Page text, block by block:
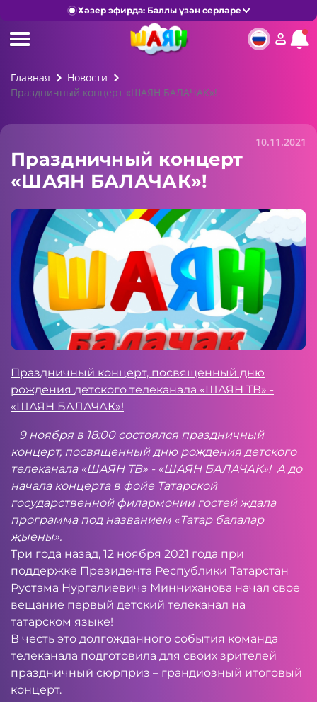
Хәзер эфирда: Баллы үзән серләре
Главная
Новости
Праздничный концерт «ШАЯН БАЛАЧАК»!
10.11.2021
Праздничный концерт
«ШАЯН БАЛАЧАК»!
Праздничный концерт, посвященный дню
рождения детского телеканала «ШАЯН ТВ» -
«ШАЯН БАЛАЧАК»!
9 ноября в 18:00 состоялся праздничный
концерт, посвященный дню рождения детского
телеканала «ШАЯН ТВ» - «ШАЯН БАЛАЧАК»! А до
начала концерта в фойе Татарской
государственной филармонии гостей ждала
программа под названием «Татар балалар
җыены».
Три года назад, 12 ноября 2021 года при
поддержке Президента Республики Татарстан
Рустама Нургалиевича Минниханова начал свое
вещание первый детский телеканал на
татарском языке!
В честь это долгожданного события команда
телеканала подготовила для своих зрителей
праздничный сюрприз – грандиозный итоговый
концерт.